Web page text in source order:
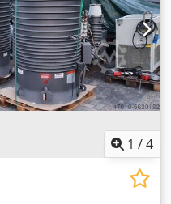
1 /4